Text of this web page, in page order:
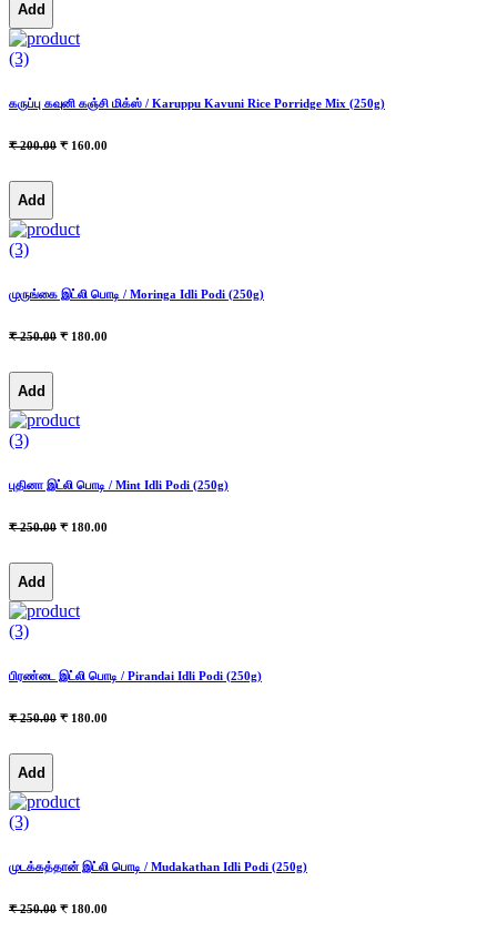
Add
(3)
கருப்பு கவுனி கஞ்சி மிக்ஸ் / Karuppu Kavuni Rice Porridge Mix (250g)
₹ 200.00 ₹ 160.00
Add
(3)
முருங்கை இட்லி பொடி / Moringa Idli Podi (250g)
₹ 250.00 ₹ 180.00
Add
(3)
புதினா இட்லி பொடி / Mint Idli Podi (250g)
₹ 250.00 ₹ 180.00
Add
(3)
பிரண்டை இட்லி பொடி / Pirandai Idli Podi (250g)
₹ 250.00 ₹ 180.00
Add
(3)
முடக்கத்தான் இட்லி பொடி / Mudakathan Idli Podi (250g)
₹ 250.00 ₹ 180.00